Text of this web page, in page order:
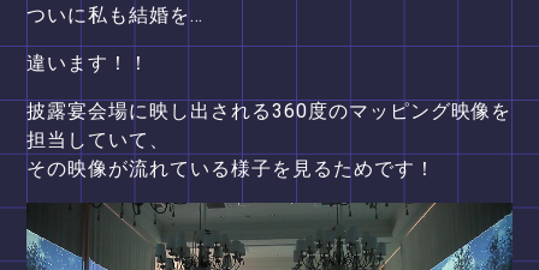
ついに私も結婚を…
違います！！
披露宴会場に映し出される360度のマッピング映像を
担当していて、
その映像が流れている様子を見るためです！